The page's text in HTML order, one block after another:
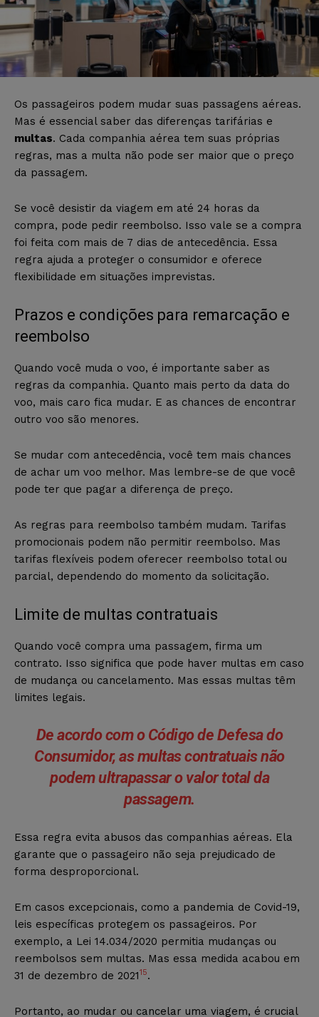
Os passageiros podem mudar suas passagens aéreas.
Mas é essencial saber das diferenças tarifárias e
multas. Cada companhia aérea tem suas próprias
regras, mas a multa não pode ser maior que o preço
da passagem.
Se você desistir da viagem em até 24 horas da
compra, pode pedir reembolso. Isso vale se a compra
foi feita com mais de 7 dias de antecedência. Essa
regra ajuda a proteger o consumidor e oferece
flexibilidade em situações imprevistas.
Prazos e condições para remarcação e
reembolso
Quando você muda o voo, é importante saber as
regras da companhia. Quanto mais perto da data do
voo, mais caro fica mudar. E as chances de encontrar
outro voo são menores.
Se mudar com antecedência, você tem mais chances
de achar um voo melhor. Mas lembre-se de que você
pode ter que pagar a diferença de preço.
As regras para reembolso também mudam. Tarifas
promocionais podem não permitir reembolso. Mas
tarifas flexíveis podem oferecer reembolso total ou
parcial, dependendo do momento da solicitação.
Limite de multas contratuais
Quando você compra uma passagem, firma um
contrato. Isso significa que pode haver multas em caso
de mudança ou cancelamento. Mas essas multas têm
limites legais.
De acordo com o Código de Defesa do
Consumidor, asmultas contratuaisnão
podem ultrapassar o valor total da
passagem.
Essa regra evita abusos das companhias aéreas. Ela
garante que o passageiro não seja prejudicado de
forma desproporcional.
Em casos excepcionais, como a pandemia de Covid-19,
leis específicas protegem os passageiros. Por
exemplo, a Lei 14.034/2020 permitia mudanças ou
reembolsos sem multas. Mas essa medida acabou em
31 de dezembro de 202115.
Portanto, ao mudar ou cancelar uma viagem, é crucial